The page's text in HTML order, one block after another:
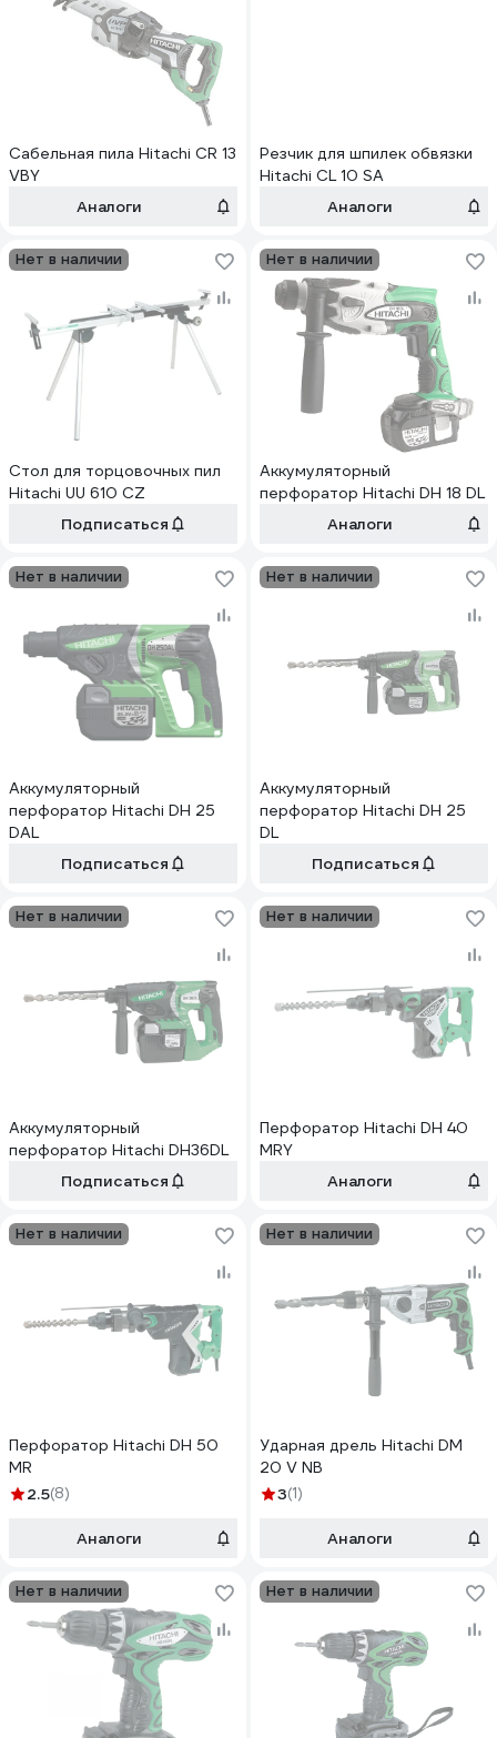
Сабельная пила Hitachi CR 13
VBY
Аналоги
Резчик для шпилек обвязки
Hitachi CL 10 SA
Аналоги
Нет в наличии
Стол для торцовочных пил
Hitachi UU 610 CZ
Подписаться
Нет в наличии
Аккумуляторный
перфоратор Hitachi DH 18 DL
Аналоги
Нет в наличии
Аккумуляторный
перфоратор Hitachi DH 25
DAL
Подписаться
Нет в наличии
Аккумуляторный
перфоратор Hitachi DH 25
DL
Подписаться
Нет в наличии
Аккумуляторный
перфоратор Hitachi DH36DL
Подписаться
Нет в наличии
Перфоратор Hitachi DH 40
MRY
Аналоги
Нет в наличии
Перфоратор Hitachi DH 50
MR
2.5(8)
Аналоги
Нет в наличии
Ударная дрель Hitachi DM
20 V NB
3(1)
Аналоги
Нет в наличии Нет в наличии